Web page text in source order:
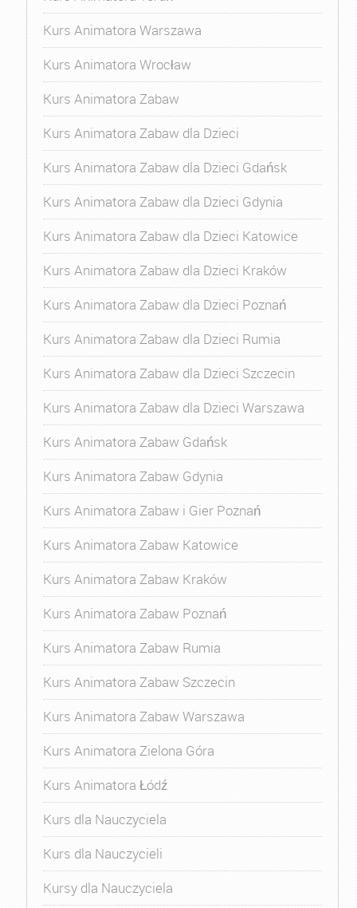
Kurs Animatora Warszawa
Kurs Animatora Wrocław
Kurs Animatora Zabaw
Kurs Animatora Zabaw dla Dzieci
Kurs Animatora Zabaw dla Dzieci Gdańsk
Kurs Animatora Zabaw dla Dzieci Gdynia
Kurs Animatora Zabaw dla Dzieci Katowice
Kurs Animatora Zabaw dla Dzieci Kraków
Kurs Animatora Zabaw dla Dzieci Poznań
Kurs Animatora Zabaw dla Dzieci Rumia
Kurs Animatora Zabaw dla Dzieci Szczecin
Kurs Animatora Zabaw dla Dzieci Warszawa
Kurs Animatora Zabaw Gdańsk
Kurs Animatora Zabaw Gdynia
Kurs Animatora Zabaw i Gier Poznań
Kurs Animatora Zabaw Katowice
Kurs Animatora Zabaw Kraków
Kurs Animatora Zabaw Poznań
Kurs Animatora Zabaw Rumia
Kurs Animatora Zabaw Szczecin
Kurs Animatora Zabaw Warszawa
Kurs Animatora Zielona Góra
Kurs Animatora Łódź
Kurs dla Nauczyciela
Kurs dla Nauczycieli
Kursy dla Nauczyciela